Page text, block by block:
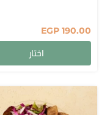
EGP 190.00
اختار